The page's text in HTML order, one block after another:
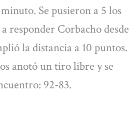
Se pusieron a 5 los
responder Corbacho desde
la distancia a 10 puntos.
anotó un tiro libre y se
92-83.